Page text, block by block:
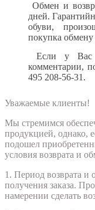
Обмен и
дней.
обуви,
покупка обмену
Если у Вас
комментарии,
495 208-56-31.
Уважаемые клиенты!
Мы стремимся
продукцией, однако,
подошел
условия возврата и
1. Период возврата и
получения заказа.
намерении сделать